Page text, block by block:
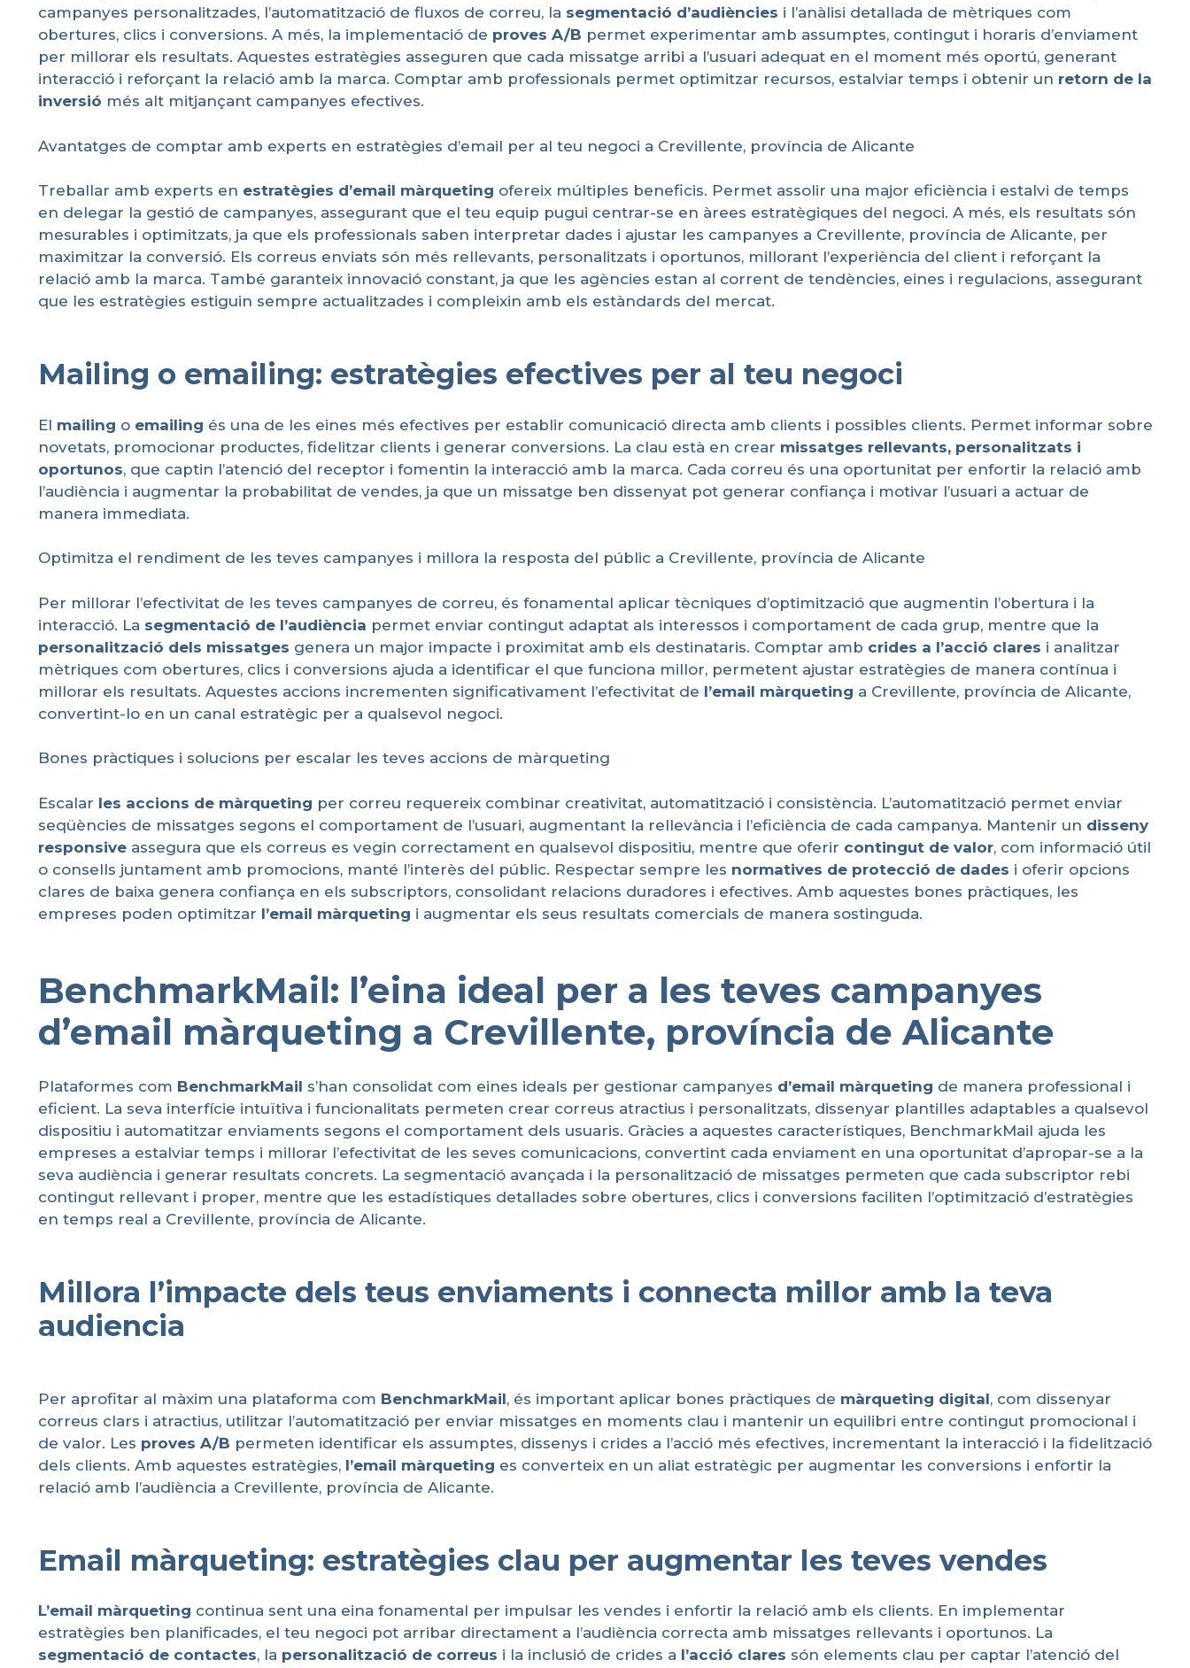
campanyes personalitzades, l’automatització de fluxos de correu, la segmentació d’audiències i l’anàlisi detallada de mètriques com
obertures, clics i conversions. A més, la implementació de proves A/B permet experimentar amb assumptes, contingut i horaris d’enviament
per millorar els resultats. Aquestes estratègies asseguren que cada missatge arribi a l’usuari adequat en el moment més oportú, generant
interacció i reforçant la relació amb la marca. Comptar amb professionals permet optimitzar recursos, estalviar temps i obtenir un retorn de la
inversió més alt mitjançant campanyes efectives.
Avantatges de comptar amb experts en estratègies d’email per al teu negoci a Crevillente, província de Alicante
Treballar amb experts en estratègies d’email màrqueting ofereix múltiples beneficis. Permet assolir una major eficiència i estalvi de temps
en delegar la gestió de campanyes, assegurant que el teu equip pugui centrar-se en àrees estratègiques del negoci. A més, els resultats són
mesurables i optimitzats, ja que els professionals saben interpretar dades i ajustar les campanyes a Crevillente, província de Alicante, per
maximitzar la conversió. Els correus enviats són més rellevants, personalitzats i oportunos, millorant l’experiència del client i reforçant la
relació amb la marca. També garanteix innovació constant, ja que les agències estan al corrent de tendències, eines i regulacions, assegurant
que les estratègies estiguin sempre actualitzades i compleixin amb els estàndards del mercat.
Mailing o emailing: estratègies efectives per al teu negoci
El mailing o emailing és una de les eines més efectives per establir comunicació directa amb clients i possibles clients. Permet informar sobre
novetats, promocionar productes, fidelitzar clients i generar conversions. La clau està en crear missatges rellevants, personalitzats i
oportunos, que captin l’atenció del receptor i fomentin la interacció amb la marca. Cada correu és una oportunitat per enfortir la relació amb
l’audiència i augmentar la probabilitat de vendes, ja que un missatge ben dissenyat pot generar confiança i motivar l’usuari a actuar de
manera immediata.
Optimitza el rendiment de les teves campanyes i millora la resposta del públic a Crevillente, província de Alicante
Per millorar l’efectivitat de les teves campanyes de correu, és fonamental aplicar tècniques d’optimització que augmentin l’obertura i la
interacció. La segmentació de l’audiència permet enviar contingut adaptat als interessos i comportament de cada grup, mentre que la
personalització dels missatges genera un major impacte i proximitat amb els destinataris. Comptar amb crides a l’acció clares i analitzar
mètriques com obertures, clics i conversions ajuda a identificar el que funciona millor, permetent ajustar estratègies de manera contínua i
millorar els resultats. Aquestes accions incrementen significativament l’efectivitat de l’email màrqueting a Crevillente, província de Alicante,
convertint-lo en un canal estratègic per a qualsevol negoci.
Bones pràctiques i solucions per escalar les teves accions de màrqueting
Escalar les accions de màrqueting per correu requereix combinar creativitat, automatització i consistència. L’automatització permet enviar
seqüències de missatges segons el comportament de l’usuari, augmentant la rellevància i l’eficiència de cada campanya. Mantenir un disseny
responsiveassegura que els correus es vegin correctament en qualsevol dispositiu, mentre que oferir contingutde valor, com informació útil
o consells juntament amb promocions, manté l’interès del públic. Respectar sempre les normatives de protecció de dades i oferir opcions
clares de baixa genera confiança en els subscriptors, consolidant relacions duradores i efectives. Amb aquestes bones pràctiques, les
empreses poden optimitzar l’email màrqueting i augmentar els seus resultats comercials de manera sostinguda.
BenchmarkMail: l’eina ideal per a les teves campanyes
d’email màrqueting a Crevillente, província de Alicante
Plataformes com BenchmarkMail s’han consolidat com eines ideals per gestionar campanyes d’email màrqueting de manera professional i
eficient. La seva interfície intuïtiva i funcionalitats permeten crear correus atractius i personalitzats, dissenyar plantilles adaptables a qualsevol
dispositiu i automatitzar enviaments segons el comportament dels usuaris. Gràcies a aquestes característiques, BenchmarkMail ajuda les
empreses a estalviar temps i millorar l’efectivitat de les seves comunicacions, convertint cada enviament en una oportunitat d’apropar-se a la
seva audiència i generar resultats concrets. La segmentació avançada i la personalització de missatges permeten que cada subscriptor rebi
contingut rellevant i proper, mentre que les estadístiques detallades sobre obertures, clics i conversions faciliten l’optimització d’estratègies
en temps real a Crevillente, província de Alicante.
Millora l’impacte dels teus enviaments i connecta millor amb la teva
audiencia
Per aprofitar al màxim una plataforma com BenchmarkMail, és important aplicar bones pràctiques de màrqueting digital, com dissenyar
correus clars i atractius, utilitzar l’automatització per enviar missatges en moments clau i mantenir un equilibri entre contingut promocional i
de valor. Les proves A/B permeten identificar els assumptes, dissenys i crides a l’acció més efectives, incrementant la interacció i la fidelització
dels clients. Amb aquestes estratègies, l’email màrqueting es converteix en un aliat estratègic per augmentar les conversions i enfortir la
relació amb l’audiència a Crevillente, província de Alicante.
Email màrqueting: estratègies clau per augmentar les teves vendes
L’email màrqueting continua sent una eina fonamental per impulsar les vendes i enfortir la relació amb els clients. En implementar
estratègies ben planificades, el teu negoci pot arribar directament a l’audiència correcta amb missatges rellevants i oportunos. La
segmentació de contactes, la personalització de correus i la inclusió de crides a l’acció clares són elements clau per captar l’atenció del